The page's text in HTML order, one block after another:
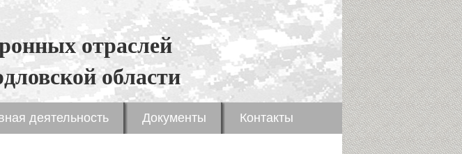
отраслей
области
деятельность Документы Контакты